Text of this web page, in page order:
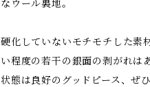
なウール裏地。
硬化していないモチモチした素
い程度の若干の銀面の剥がれは
状態は良好のグッドピース、ぜ